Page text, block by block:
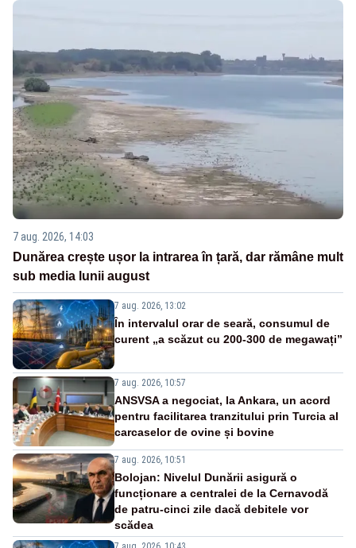
7 aug. 2026, 14:03
Dunărea crește ușor la intrarea în țară, dar rămâne mult
sub media lunii august
7 aug. 2026, 13:02
În intervalul orar de seară, consumul de
curent „a scăzut cu 200-300 de megawați”
7 aug. 2026, 10:57
ANSVSA a negociat, la Ankara, un acord
pentru facilitarea tranzitului prin Turcia al
carcaselor de ovine și bovine
7 aug. 2026, 10:51
Bolojan: Nivelul Dunării asigură o
funcționare a centralei de la Cernavodă
de patru-cinci zile dacă debitele vor
scădea